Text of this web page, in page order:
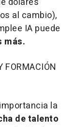
al cambio),
IA puede
más.
FORMACIÓN
la
de talento